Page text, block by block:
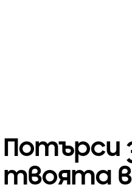
Потърси
твоята